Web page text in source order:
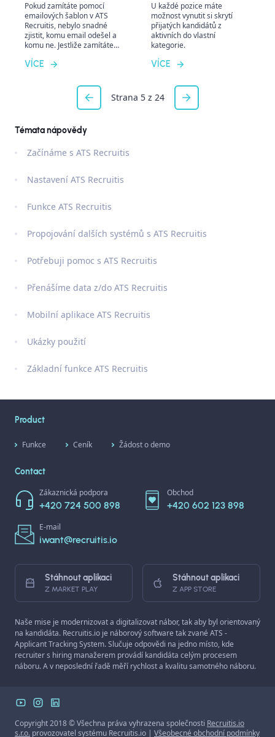
Pokud zamítáte pomocí
emailových šablon v ATS
Recruitis, nebylo snadné
zjistit, komu email odešel a
komu ne. Jestliže zamítáte
nebylo snadné zaznamenat
VÍCE
U každé pozice máte
možnost vynutit si skrytí
přijatých kandidátů z
aktivních do vlastní
kategorie.
VÍCE
Strana 5 z 24
Témata nápovědy
Začínáme s ATS Recruitis
Nastavení ATS Recruitis
Funkce ATS Recruitis
Propojování dalších systémů s ATS Recruitis
Potřebuji pomoc s ATS Recruitis
Přenášíme data z/do ATS Recruitis
Mobilní aplikace ATS Recruitis
Ukázky použití
Základní funkce ATS Recruitis
Product
Funkce Ceník Žádost o demo
Contact
Zákaznická podpora
+420 724 500 898
Obchod
+420 602 123 898
E-mail
iwant@recruitis.io
Stáhnout aplikaci
Z MARKET PLAY
Stáhnout aplikaci
Z APP STORE
Naše mise je modernizovat a digitalizovat nábor, tak aby byl orientovaný
na kandidáta. Recruitis.io je náborový software tak zvané ATS -
Applicant Tracking System. Slučuje odpovědi na jedno místo, kde
recruiter s hiring manažerem provádí kandidáta celým procesem
náboru. A v neposlední řadě měří rychlost a kvalitu samotného náboru.
Copyright 2018 © Všechna práva vyhrazena společnosti Recruitis.io
s.r.o. provozovatel systému Recruitis.io | Všeobecné obchodní podmínky